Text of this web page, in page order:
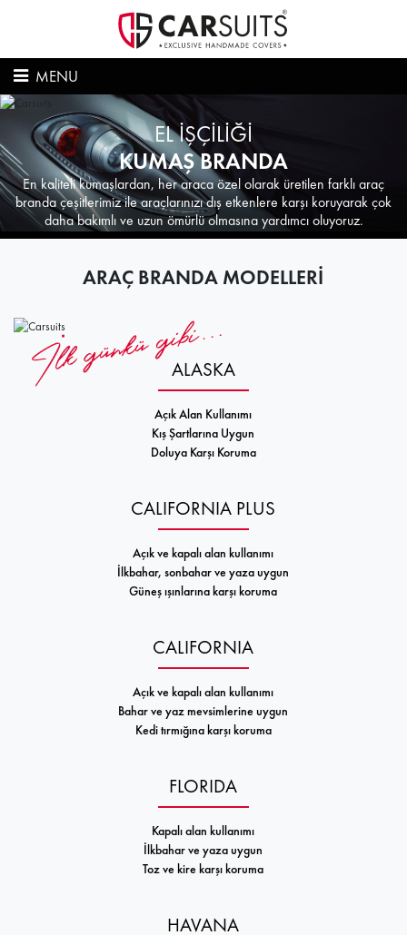
MENU
EL İŞÇİLİĞİ
KUMAŞ BRANDA
En kaliteli kumaşlardan, her araca özel olarak üretilen farklı araç
branda çeşitlerimiz ile araçlarınızı dış etkenlere karşı koruyarak çok
daha bakımlı ve uzun ömürlü olmasına yardımcı oluyoruz.
ALASKA
Açık Alan Kullanımı
Kış Şartlarına Uygun
Doluya Karşı Koruma
ARAÇ BRANDA MODELLERİ
CALIFORNIA PLUS
Açık ve kapalı alan kullanımı
İlkbahar, sonbahar ve yaza uygun
Güneş ışınlarına karşı koruma
CALIFORNIA
Açık ve kapalı alan kullanımı
Bahar ve yaz mevsimlerine uygun
Kedi tırmığına karşı koruma
FLORIDA
Kapalı alan kullanımı
İlkbahar ve yaza uygun
Toz ve kire karşı koruma
HAVANA